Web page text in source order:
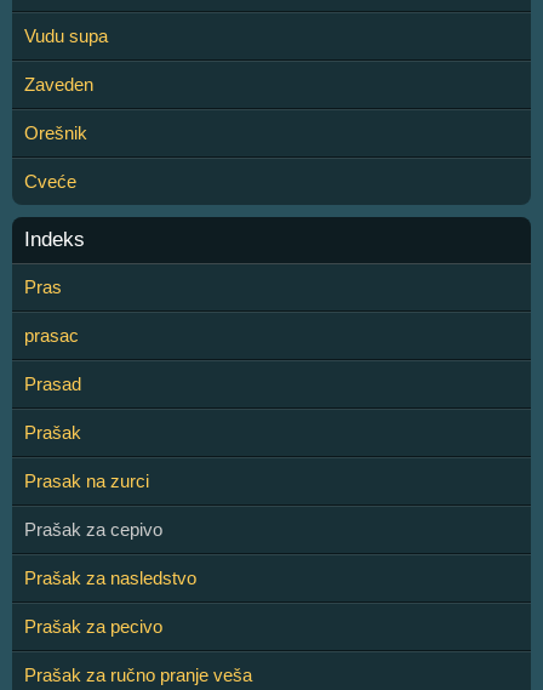
Vudu supa
Zaveden
Orešnik
Cveće
Indeks
Pras
prasac
Prasad
Prašak
Prasak na zurci
Prašak za cepivo
Prašak za nasledstvo
Prašak za pecivo
Prašak za ručno pranje veša